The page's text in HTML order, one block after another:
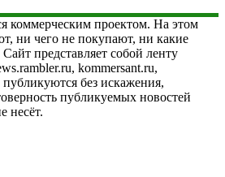
коммерческим проектом. На этом
ни чего не покупают, ни какие
представляет собой ленту
kommersant.ru,
без искажения,
публикуемых новостей
несёт.